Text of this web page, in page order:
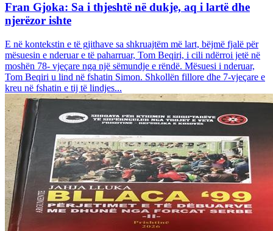
Fran Gjoka: Sa i thjeshtë në dukje, aq i lartë dhe
njerëzor ishte
E në kontekstin e të gjithave sa shkruajtëm më lart, bëjmë fjalë për
mësuesin e nderuar e të paharruar, Tom Beqiri, i cili ndërroi jetë në
moshën 78- vjeçare nga një sëmundje e rëndë. Mësuesi i nderuar,
Tom Beqiri u lind në fshatin Simon. Shkollën fillore dhe 7-vjeçare e
kreu në fshatin e tij të lindjes...